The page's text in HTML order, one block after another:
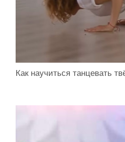
Как научиться танцевать